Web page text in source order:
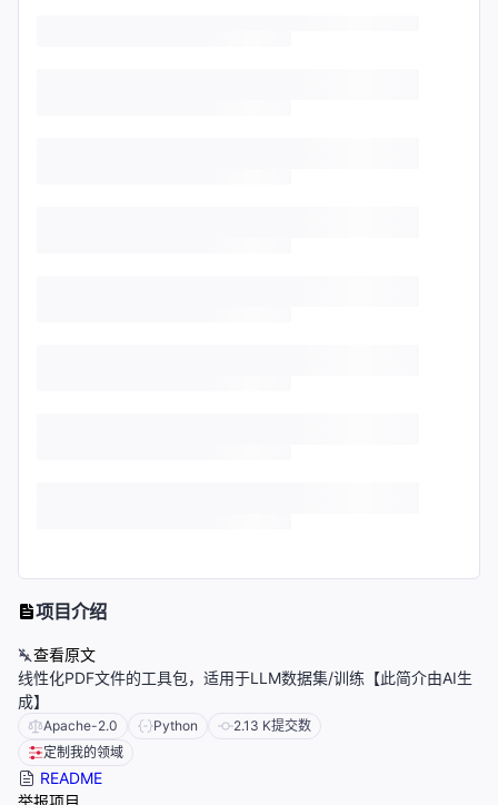
项目介绍
查看原文
线性化PDF文件的工具包，适用于LLM数据集/训练【此简介由AI生
成】
Apache-2.0 Python 2.13 K提交数
定制我的领域
README